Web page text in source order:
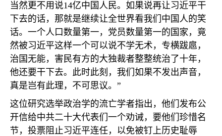
当然更不用说14亿中国人民。如果说再让习近平干
下去的话，那就是继续让全世界看我们中国人的笑
话。一个人口数量第一，党员数量第一的国家，竟
然被习近平这样一个可以说不学无术，专横跋扈，
治国无能，害民有方的大独裁者整整统治了十年，
他还要干下去。此时此刻，我们如果不发出声音，
真是岂有此理，不可思议。”
这位研究选举政治学的流亡学者指出，他们发布公
开信给中共二十大代表们一个劝诫，要他们珍惜名
节，投票阻止习近平连任，以免被钉上历史耻辱